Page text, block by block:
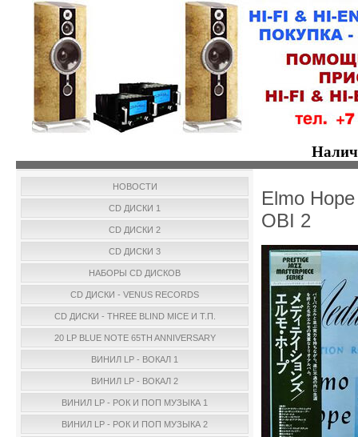
НОВОСТИ
CD ДИСКИ 1
CD ДИСКИ 2
CD ДИСКИ 3
НАБОРЫ CD ДИСКОВ
CD ДИСКИ - VENUS RECORDS
CD ДИСКИ - THREE BLIND MICE И Т.П.
20 LP BLUE NOTE 65TH ANNIVERSARY
ВИНИЛ LP - ВОКАЛ 1
ВИНИЛ LP - ВОКАЛ 2
ВИНИЛ LP - РОК И ПОП МУЗЫКА 1
ВИНИЛ LP - РОК И ПОП МУЗЫКА 2
Elmo
OBI 2